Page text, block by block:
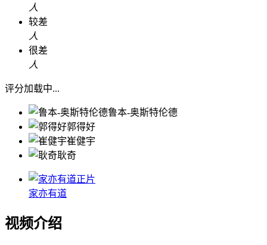
人
较差
人
很差
人
评分加载中...
鲁本-奥斯特伦德
郭得好
崔健宇
耿奇
正片
家亦有道
视频介绍